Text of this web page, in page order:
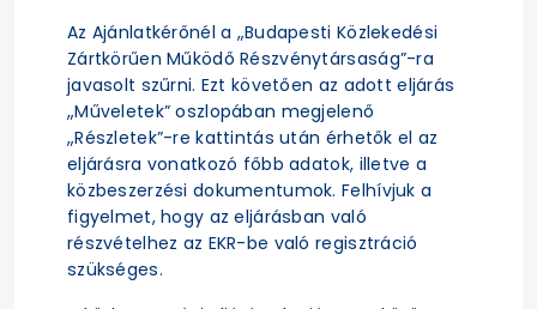
Az Ajánlatkérőnél a „Budapesti Közlekedési
Zártkörűen Működő Részvénytársaság”-ra
javasolt szűrni. Ezt követően az adott eljárás
„Műveletek” oszlopában megjelenő
„Részletek”-re kattintás után érhetők el az
eljárásra vonatkozó főbb adatok, illetve a
közbeszerzési dokumentumok. Felhívjuk a
figyelmet, hogy az eljárásban való
részvételhez az EKR-be való regisztráció
szükséges.